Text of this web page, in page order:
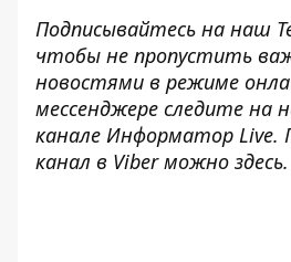
Подписывайтесь на наш
чтобы не пропустить
новостями в режиме
мессенджере следите на
канале Информатор Live.
канал в Viber можно здесь.